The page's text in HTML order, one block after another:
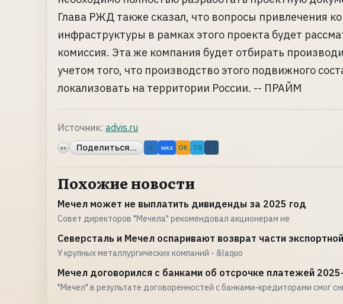
Глава РЖД также сказал, что вопросы привлечения
инфраструктуры в рамках этого проекта будет
комиссия. Эта же компания будет отбирать
учетом того, что производство этого подвижного
локализовать на территории России. -- ПРАЙМ
Источник: advis.ru
«» Поделиться... B MAX OK TG ↗
Похожие новости
Мечел может не выплатить дивиденды за 2025 год
Совет директоров "Мечела" рекомендовал акционерам не
Северсталь и Мечел оспаривают возврат части
У крупных металлургических компаний - &laquo
Мечел договорился с банками об отсрочке платежей
"Мечел" в результате договоренностей с банками-кредиторами смог